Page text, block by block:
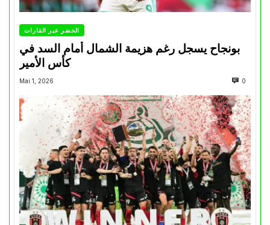
الخضر عبر القارات
بونجاح يسجل رغم هزيمة الشمال أمام السد في
كأس الأمير
Mai 1, 2026 0